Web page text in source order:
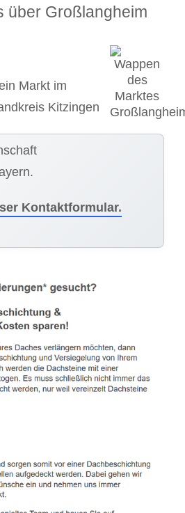
über Großlangheim
Markt im
Kitzingen
Kontaktformular.